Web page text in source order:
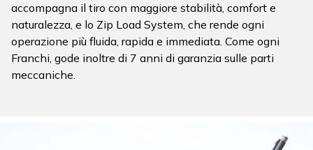
accompagna il tiro con maggiore stabilità, comfort e
naturalezza, e lo Zip Load System, che rende ogni
operazione più fluida, rapida e immediata. Come ogni
Franchi, gode inoltre di 7 anni di garanzia sulle parti
meccaniche.